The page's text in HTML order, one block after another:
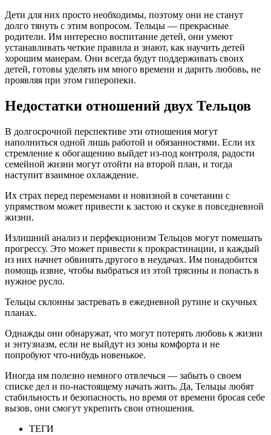
Дети для них просто необходимы, поэтому они не станут
долго тянуть с этим вопросом. Тельцы — прекрасные
родители. Им интересно воспитание детей, они умеют
устанавливать четкие правила и знают, как научить детей
хорошим манерам. Они всегда будут поддерживать своих
детей, готовы уделять им много времени и дарить любовь, не
проявляя при этом гиперопеки.
Недостатки отношений двух Тельцов
В долгосрочной перспективе эти отношения могут
наполниться одной лишь работой и обязанностями. Если их
стремление к обогащению выйдет из-под контроля, радости
семейной жизни могут отойти на второй план, и тогда
наступит взаимное охлаждение.
Их страх перед переменами и новизной в сочетании с
упрямством может привести к застою и скуке в повседневной
жизни.
Излишний анализ и перфекционизм Тельцов могут помешать
прогрессу. Это может привести к прокрастинации, и каждый
из них начнет обвинять другого в неудачах. Им понадобится
помощь извне, чтобы выбраться из этой трясины и попасть в
нужное русло.
Тельцы склонны застревать в ежедневной рутине и скучных
планах.
Однажды они обнаружат, что могут потерять любовь к жизни
и энтузиазм, если не выйдут из зоны комфорта и не
попробуют что-нибудь новенькое.
Иногда им полезно немного отвлечься — забыть о своем
списке дел и по-настоящему начать жить. Да, Тельцы любят
стабильность и безопасность, но время от времени бросая себе
вызов, они смогут укрепить свои отношения.
ТЕГИ